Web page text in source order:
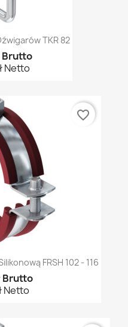
TKR 82
Brutto
Netto
FRSH 102 - 116
Brutto
Netto
favorite_border